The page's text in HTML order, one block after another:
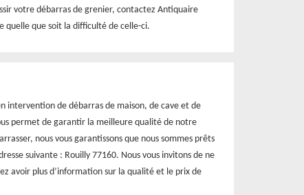
votre débarras de grenier, contactez Antiquaire
quelle que soit la difficulté de celle-ci.
intervention de débarras de maison, de cave et de
permet de garantir la meilleure qualité de notre
nous vous garantissons que nous sommes prêts
suivante : Rouilly 77160. Nous vous invitons de ne
avoir plus d’information sur la qualité et le prix de